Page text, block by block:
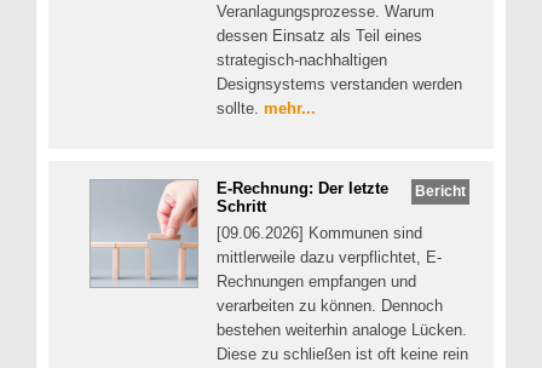
Veranlagungsprozesse. Warum
dessen Einsatz als Teil eines
strategisch-nachhaltigen
Designsystems verstanden werden
sollte. mehr...
Bericht
E-Rechnung: Der letzte
Schritt
[09.06.2026] Kommunen sind
mittlerweile dazu verpflichtet, E-
Rechnungen empfangen und
verarbeiten zu können. Dennoch
bestehen weiterhin analoge Lücken.
Diese zu schließen ist oft keine rein